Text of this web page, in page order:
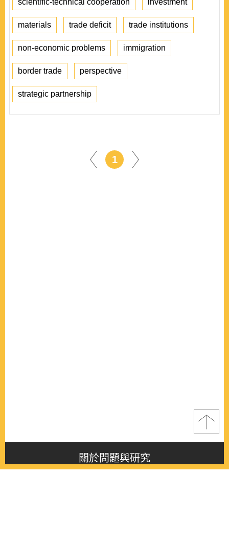
scientific-technical cooperation investment
materials trade deficit trade institutions
non-economic problems immigration
border trade perspective
strategic partnership
1
關於問題與研究
About this journal